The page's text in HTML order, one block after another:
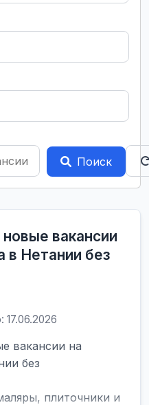
Поиск
вакансии
в Нетании без
17.06.2026
вакансии на
без
плиточники и